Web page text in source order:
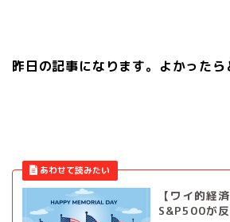
昨日の記事になります。よかった
【ワイ的経
S&P500が